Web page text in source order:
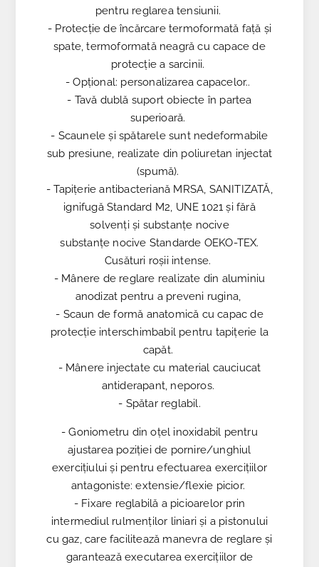
pentru reglarea tensiunii.
- Protecție de încărcare termoformată față și
spate, termoformată neagră cu capace de
protecție a sarcinii.
- Opțional: personalizarea capacelor..
- Tavă dublă suport obiecte în partea
superioară.
- Scaunele și spătarele sunt nedeformabile
sub presiune, realizate din poliuretan injectat
(spumă).
- Tapițerie antibacteriană MRSA, SANITIZATĂ,
ignifugă Standard M2, UNE 1021 și fără
solvenți și substanțe nocive
substanțe nocive Standarde OEKO-TEX.
Cusături roșii intense.
- Mânere de reglare realizate din aluminiu
anodizat pentru a preveni rugina,
- Scaun de formă anatomică cu capac de
protecție interschimbabil pentru tapițerie la
capăt.
- Mânere injectate cu material cauciucat
antiderapant, neporos.
- Spătar reglabil.
- Goniometru din oțel inoxidabil pentru
ajustarea poziției de pornire/unghiul
exercițiului și pentru efectuarea exercițiilor
antagoniste: extensie/flexie picior.
- Fixare reglabilă a picioarelor prin
intermediul rulmenților liniari și a pistonului
cu gaz, care facilitează manevra de reglare și
garantează executarea exercițiilor de